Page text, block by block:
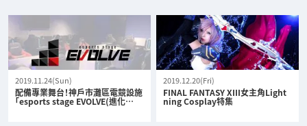
2019.11.24(Sun)
配備專業舞台！神戶市灘區電競設施
「esports stage EVOLVE(進化…
2019.12.20(Fri)
FINAL FANTASY XIII女主角Light
ning Cosplay特集